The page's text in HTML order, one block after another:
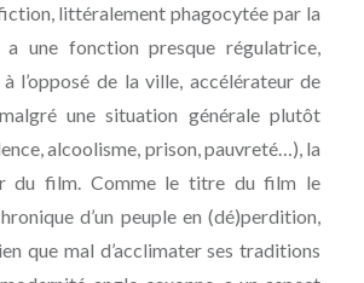
littéralement phagocytée par la
a une fonction presque régulatrice,
l’opposé de la ville, accélérateur de
malgré une situation générale plutôt
alcoolisme, prison, pauvreté…), la
du film. Comme le titre du film le
d’un peuple en (dé)perdition,
que mal d’acclimater ses traditions